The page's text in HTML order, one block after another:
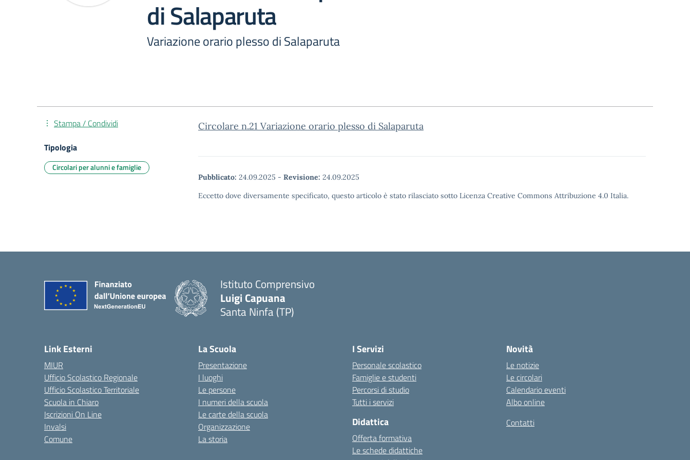
di Salaparuta
Variazione orario plesso di Salaparuta
Circolare n.21 Variazione orario plesso di Salaparuta
Pubblicato: 24.09.2025 - Revisione: 24.09.2025
Eccetto dove diversamente specificato, questo articolo è stato rilasciato sotto Licenza Creative Commons Attribuzione 4.0 Italia.
Stampa / Condividi
Tipologia
Circolari per alunni e famiglie
Istituto Comprensivo
Luigi Capuana
Santa Ninfa (TP)
Link Esterni
MIUR
Ufficio Scolastico Regionale
Ufficio Scolastico Territoriale
Scuola in Chiaro
Iscrizioni On Line
Invalsi
Comune
La Scuola
Presentazione
I luoghi
Le persone
I numeri della scuola
Le carte della scuola
Organizzazione
La storia
I Servizi
Personale scolastico
Famiglie e studenti
Percorsi di studio
Tutti i servizi
Didattica
Offerta formativa
Le schede didattiche
Novità
Le notizie
Le circolari
Calendario eventi
Albo online
Contatti